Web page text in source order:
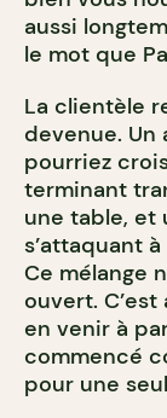
aussi
le mot que
La clientèle
devenue.
pourriez
terminant
une table, et
s’attaquant
Ce mélange
ouvert.
en venir à
commencé
pour une